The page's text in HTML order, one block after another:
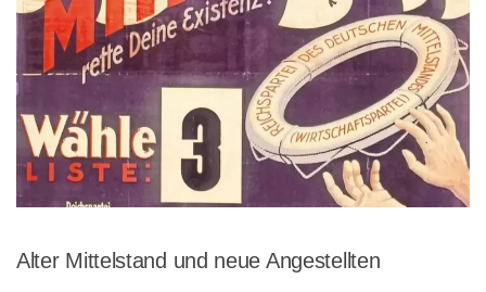
Alter Mittelstand und neue Angestellten